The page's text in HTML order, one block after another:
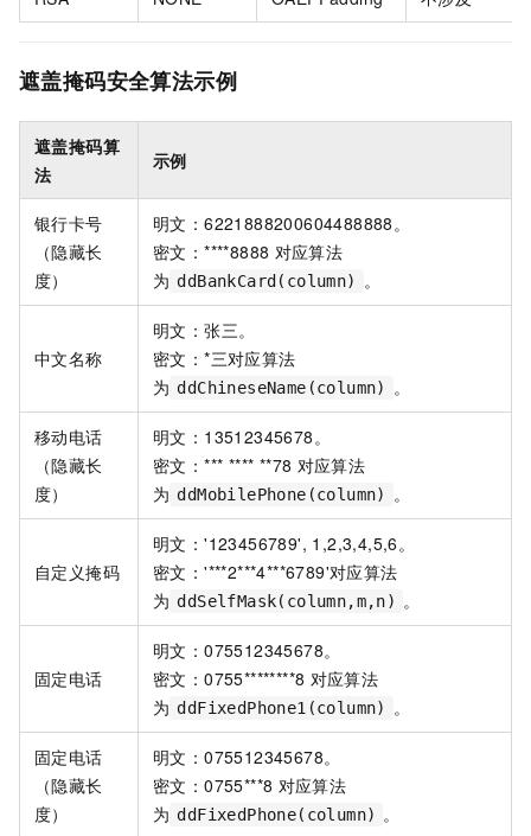
遮盖掩码安全算法示例
遮盖掩码算
法
示例
银行卡号
（隐藏长
度）
明文：6221888200604488888。
密文：****8888 对应算法
为 ddBankCard(column) 。
中文名称
明文：张三。
密文：*三对应算法
为 ddChineseName(column) 。
移动电话
（隐藏长
度）
明文：13512345678。
密文：*** **** **78 对应算法
为 ddMobilePhone(column) 。
自定义掩码
明文：'123456789', 1,2,3,4,5,6。
密文：'***2***4***6789'对应算法
为 ddSelfMask(column,m,n) 。
固定电话
明文：075512345678。
密文：0755********8 对应算法
为 ddFixedPhone1(column) 。
固定电话
（隐藏长
度）
明文：075512345678。
密文：0755***8 对应算法
为 ddFixedPhone(column) 。